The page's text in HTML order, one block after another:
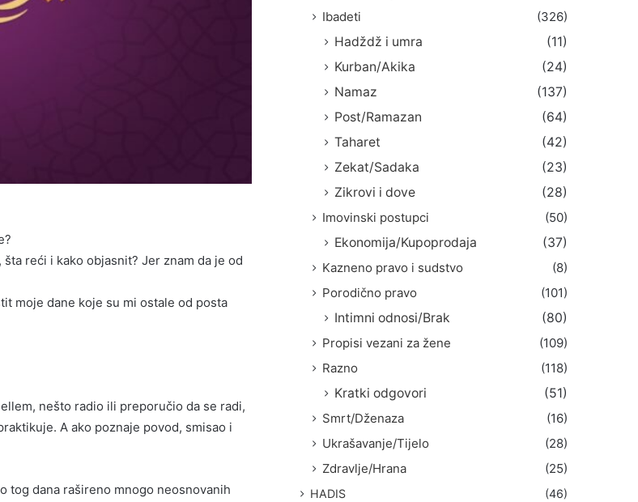
reći i kako objasnit? Jer znam da je od
moje dane koje su mi ostale od posta
nešto radio ili preporučio da se radi,
A ako poznaje povod, smisao i
tog dana rašireno mnogo neosnovanih
Ibadeti
(326)
Hadždž i umra
(11)
Kurban/Akika
(24)
Namaz
(137)
Post/Ramazan
(64)
Taharet
(42)
Zekat/Sadaka
(23)
Zikrovi i dove
(28)
Imovinski postupci
(50)
Ekonomija/Kupoprodaja
(37)
Kazneno pravo i sudstvo
(8)
Porodično pravo
(101)
Intimni odnosi/Brak
(80)
Propisi vezani za žene
(109)
Razno
(118)
Kratki odgovori
(51)
Smrt/Dženaza
(16)
Ukrašavanje/Tijelo
(28)
Zdravlje/Hrana
(25)
HADIS (46)